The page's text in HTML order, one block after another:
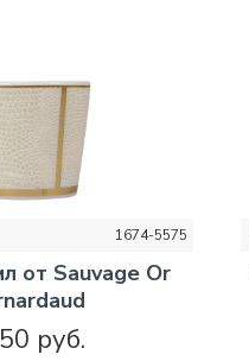
1674-5575
от Sauvage Or
руб.